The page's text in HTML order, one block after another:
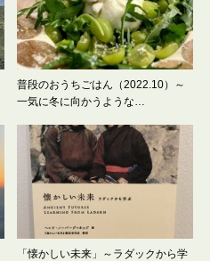
普段のおうちごはん（2022.10）～
一気に冬に向かうような…
「懐かしい未来」～ラダックから学